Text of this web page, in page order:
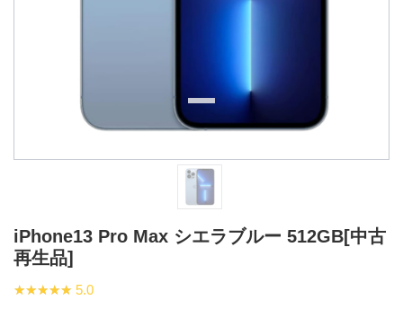
iPhone13 Pro Max シエラブルー 512GB[中古
再生品]
★★★★★
★★★★★ 5.0